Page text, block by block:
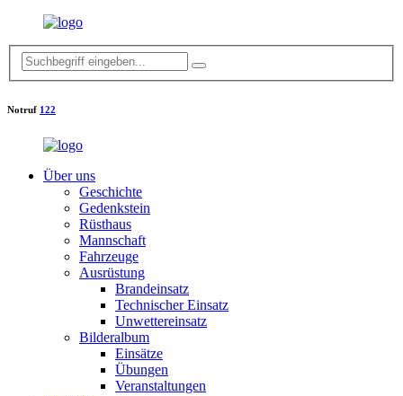
Notruf 122
Über uns
Geschichte
Gedenkstein
Rüsthaus
Mannschaft
Fahrzeuge
Ausrüstung
Brandeinsatz
Technischer Einsatz
Unwettereinsatz
Bilderalbum
Einsätze
Übungen
Veranstaltungen